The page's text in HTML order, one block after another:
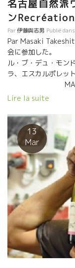
風味、パエリャにも
インへの挑戦・試作
は、ラングドックワ
造のコメイラスさん
のIvoイヴォ達に引き
われている。
名古屋自然派
ンRecréation
Par伊藤與志男 Publié dans
Par Masaki
会に参加した。 ◆
ル・ブ・デュ・モン
ラ、エスカルポレッ
MATA HARI,
PESTE
Lire la suite
13
Mar